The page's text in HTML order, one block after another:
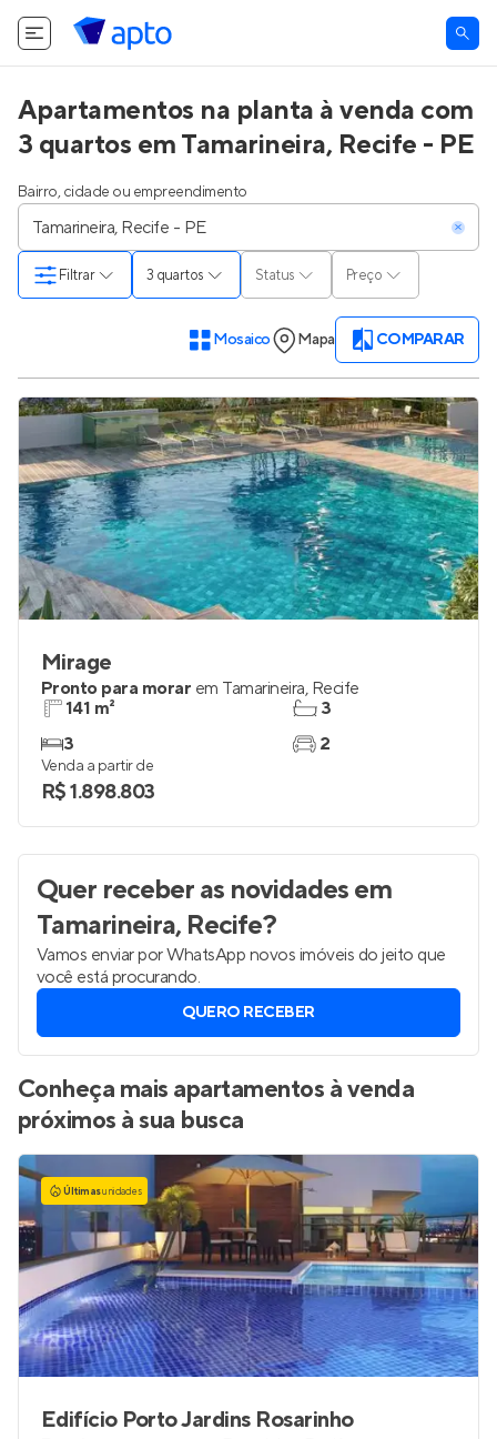
Apartamentos na planta à venda com
3 quartos em Tamarineira, Recife - PE
Bairro, cidade ou empreendimento
3 quartos Status Preço
Filtrar
Mosaico Mapa COMPARAR
Mirage
Pronto para morar em Tamarineira, Recife
141 m²
3
3
2
Venda a partir de
R$ 1.898.803
Quer receber as novidadesem
Tamarineira, Recife?
Vamos enviar por WhatsApp novos imóveis do jeito que
você está procurando.
QUERO RECEBER
Conheça mais apartamentos à venda
próximos à sua busca
Últimasunidades
Edifício Porto Jardins Rosarinho